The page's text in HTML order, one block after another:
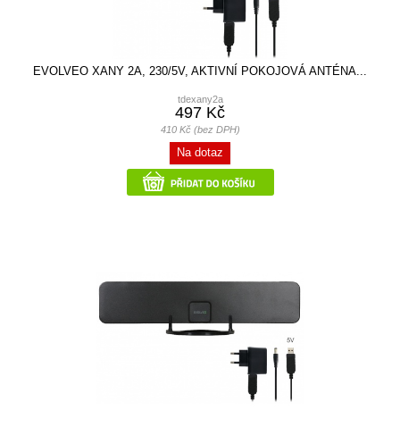
EVOLVEO XANY 2A, 230/5V, AKTIVNÍ POKOJOVÁ ANTÉNA...
tdexany2a
497 Kč
410 Kč (bez DPH)
Na dotaz